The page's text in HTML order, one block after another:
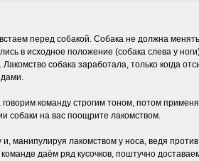
перед собакой. Собака не должна
исходное положение (собака слева у ноги).
собака заработала, только когда
команду строгим тоном, потом
собаки на вас поощрите лакомством.
манипулируя лакомством у носа, ведя
даём ряд кусочков, поштучно